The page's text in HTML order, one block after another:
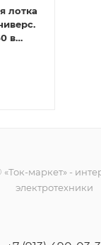
лотка
в
«Ток-маркет» -
электротехники